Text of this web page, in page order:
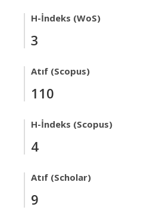
H-İndeks (WoS)
3
Atıf (Scopus)
110
H-İndeks (Scopus)
4
Atıf (Scholar)
9